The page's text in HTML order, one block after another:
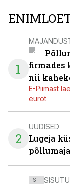
1
firmades
nii
E-Piimast
eurot
2
UUDISED
Lugeja
ST